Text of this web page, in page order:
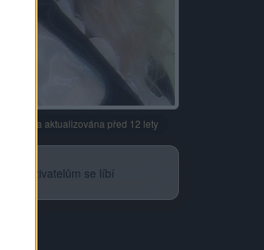
byla aktualizována před 12 lety
uživatelům se líbí